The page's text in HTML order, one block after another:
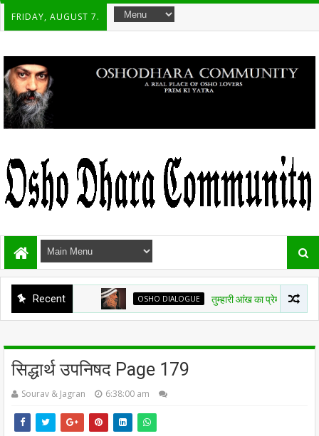
FRIDAY, AUGUST 7.
Recent OSHO DIALOGUE तुम्हारी आंख का प्रेम देख लिया, उसमें
सिद्धार्थ उपनिषद Page 179
Sourav & Jagran 6:38:00 am